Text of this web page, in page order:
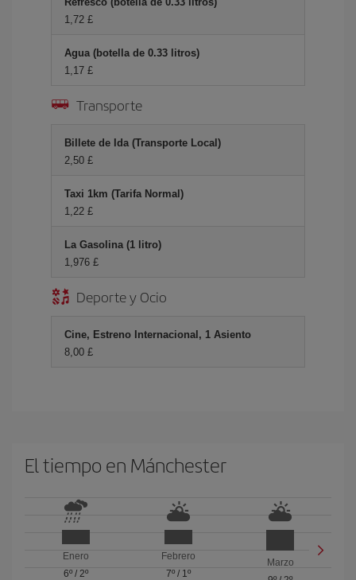
1,72 £
Agua (botella de 0.33 litros)
1,17 £
Transporte
Billete de Ida (Transporte Local)
2,50 £
Taxi 1km (Tarifa Normal)
1,22 £
La Gasolina (1 litro)
1,976 £
Deporte y Ocio
Cine, Estreno Internacional, 1 Asiento
8,00 £
El tiempo en Mánchester
Enero
6º/ 2º
Febrero
7º/ 1º
Marzo